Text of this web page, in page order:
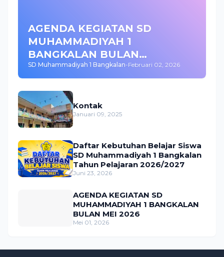
AGENDA KEGIATAN SD
MUHAMMADIYAH 1
BANGKALAN BULAN
FEBRUARI 2026
SD Muhammadiyah 1 Bangkalan-Februari 02, 2026
Kontak
Januari 09, 2025
Daftar Kebutuhan Belajar Siswa
SD Muhammadiyah 1 Bangkalan
Tahun Pelajaran 2026/2027
Juni 23, 2026
AGENDA KEGIATAN SD
MUHAMMADIYAH 1 BANGKALAN
BULAN MEI 2026
Mei 01, 2026